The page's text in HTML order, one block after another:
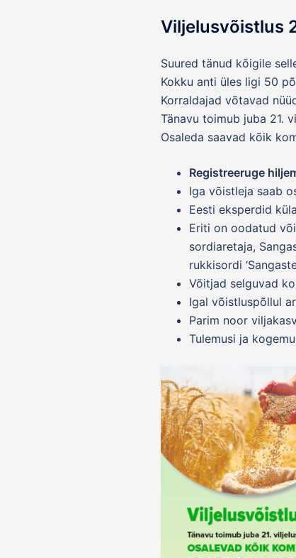
Viljelusvõistlus
Suured tänud kõigile
Kokku anti üles ligi 50
Korraldajad võtavad
Tänavu toimub juba 21.
Osaleda saavad kõik
Registreeruge
Iga võistleja saab
Eesti eksperdid
Eriti on oodatud
sordiaretaja,
rukkisordi
Võitjad selguvad
Igal võistluspõllul
Parim noor
Tulemusi ja